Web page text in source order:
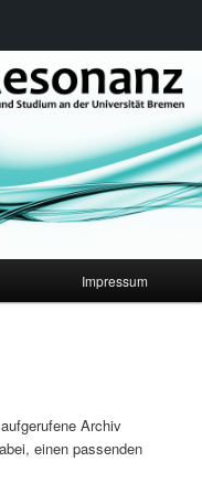
Bremen
Impressum
Archiv
einen passenden